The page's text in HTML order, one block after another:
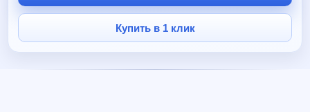
Купить в 1 клик